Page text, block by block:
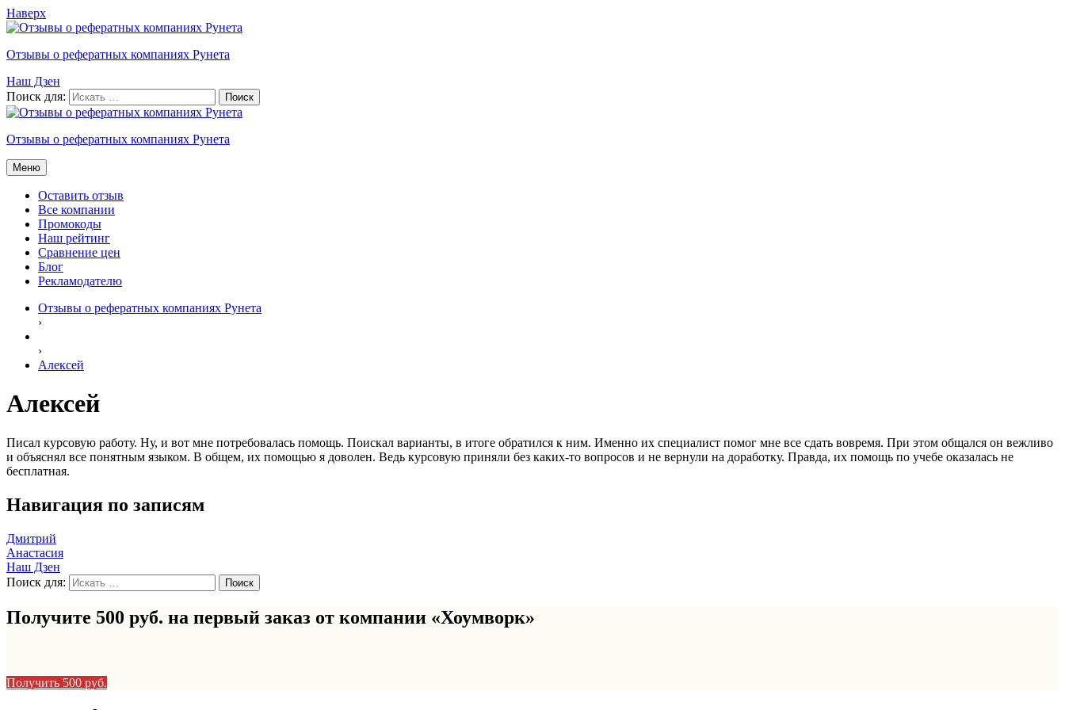
Наверх
Отзывы о рефератных компаниях Рунета
Наш Дзен
Поиск для:
Отзывы о рефератных компаниях Рунета
Меню
Оставить отзыв
Все компании
Промокоды
Наш рейтинг
Сравнение цен
Блог
Рекламодателю
Отзывы о рефератных компаниях Рунета
›
›
Алексей
Алексей
Писал курсовую работу. Ну, и вот мне потребовалась помощь. Поискал варианты, в итоге обратился к ним. Именно их специалист помог мне все сдать вовремя. При этом общался он вежливо
и объяснял все понятным языком. В общем, их помощью я доволен. Ведь курсовую приняли без каких-то вопросов и не вернули на доработку. Правда, их помощь по учебе оказалась не
бесплатная.
Навигация по записям
Дмитрий
Анастасия
Наш Дзен
Поиск для:
Получите 500 руб. на первый заказ от компании «Хоумворк»
Получить 500 руб.